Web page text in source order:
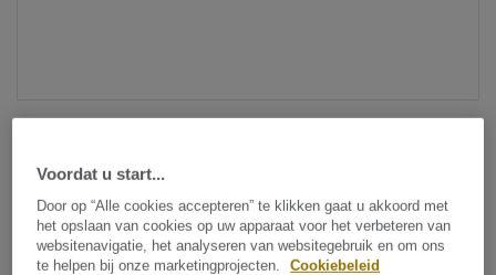
Zie alle ontwerpen (7)
Voordat u start...
Door op “Alle cookies accepteren” te klikken gaat u akkoord met
het opslaan van cookies op uw apparaat voor het verbeteren van
websitenavigatie, het analyseren van websitegebruik en om ons
te helpen bij onze marketingprojecten.
Cookiebeleid